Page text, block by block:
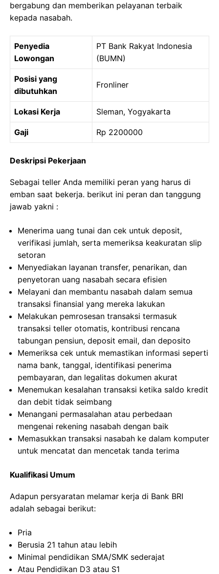
bergabung dan memberikan pelayanan terbaik
kepada nasabah.
Penyedia
Lowongan
PT Bank Rakyat Indonesia
(BUMN)
Posisi yang
dibutuhkan
Fronliner
Lokasi Kerja Sleman, Yogyakarta
Gaji Rp 2200000
Deskripsi Pekerjaan
Sebagai teller Anda memiliki peran yang harus di
emban saat bekerja. berikut ini peran dan tanggung
jawab yakni :
Menerima uang tunai dan cek untuk deposit,
verifikasi jumlah, serta memeriksa keakuratan slip
setoran
Menyediakan layanan transfer, penarikan, dan
penyetoran uang nasabah secara efisien
Melayani dan membantu nasabah dalam semua
transaksi finansial yang mereka lakukan
Melakukan pemrosesan transaksi termasuk
transaksi teller otomatis, kontribusi rencana
tabungan pensiun, deposit email, dan deposito
Memeriksa cek untuk memastikan informasi seperti
nama bank, tanggal, identifikasi penerima
pembayaran, dan legalitas dokumen akurat
Menemukan kesalahan transaksi ketika saldo kredit
dan debit tidak seimbang
Menangani permasalahan atau perbedaan
mengenai rekening nasabah dengan baik
Memasukkan transaksi nasabah ke dalam komputer
untuk mencatat dan mencetak tanda terima
Kualifikasi Umum
Adapun persyaratan melamar kerja di Bank BRI
adalah sebagai berikut:
Pria
Berusia 21 tahun atau lebih
Minimal pendidikan SMA/SMK sederajat
Atau Pendidikan D3 atau S1